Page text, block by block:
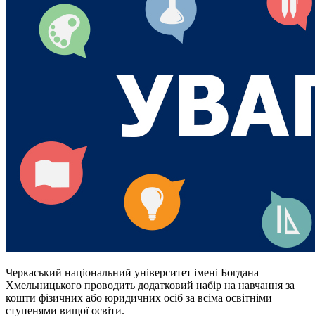
Черкаський національний університет імені Богдана
Хмельницького проводить додатковий набір на навчання за
кошти фізичних або юридичних осіб за всіма освітніми
ступенями вищої освіти.